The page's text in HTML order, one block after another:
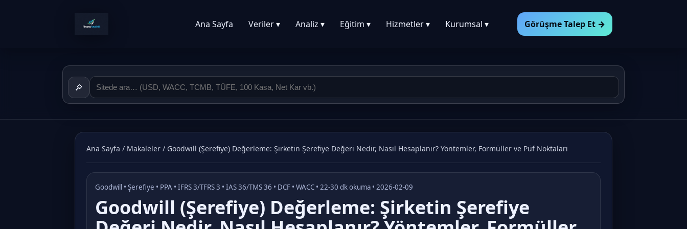
Ana Sayfa Veriler ▾ Analiz ▾ Eğitim ▾ Hizmetler ▾ Kurumsal ▾ Görüşme Talep Et →
🔎
Ana Sayfa / Makaleler / Goodwill (Şerefiye) Değerleme: Şirketin Şerefiye Değeri Nedir, Nasıl Hesaplanır? Yöntemler, Formüller ve Püf Noktaları
Goodwill • Şerefiye • PPA • IFRS 3/TFRS 3 • IAS 36/TMS 36 • DCF • WACC • 22-30 dk okuma • 2026-02-09
Goodwill (Şerefiye) Değerleme: Şirketin Şerefiye